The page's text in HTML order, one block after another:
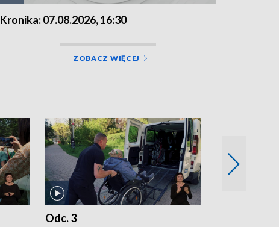
Kronika: 07.08.2026, 16:30
ZOBACZ WIĘCEJ
Odc. 3